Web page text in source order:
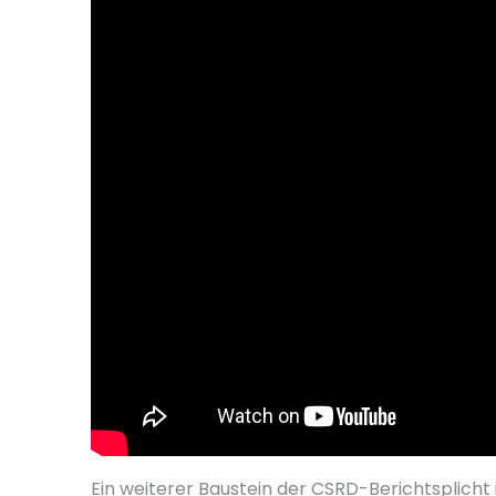
Ein weiterer Baustein der CSRD-